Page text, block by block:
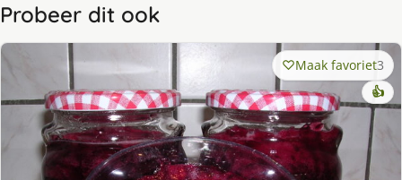
Probeer dit ook
Maak favoriet3
👍